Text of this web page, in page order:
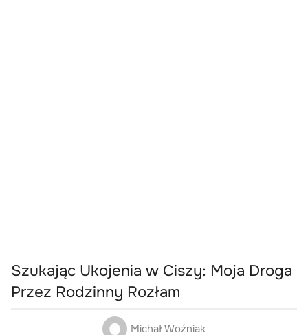
Szukając Ukojenia w Ciszy: Moja Droga
Przez Rodzinny Rozłam
Michał Woźniak